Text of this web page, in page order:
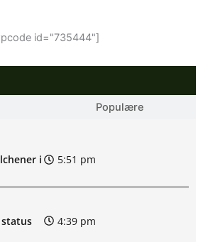
id="735444"]
Populære
i
5:51 pm
status
4:39 pm